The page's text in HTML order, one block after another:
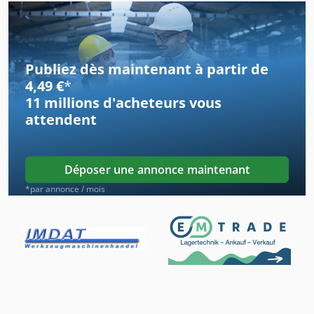
Machine De Fabrication De Palettes
Machine De Palettisation
Paniers De Transport
Plateforme De Stockage
Réservoir De Stockage
Silo De Stockage
Stockage De Tôle
Système De Manutention
Publiez dès maintenant à partir de
4,49 €*
11 millions d'acheteursvous
attendent
Déposer une annonce maintenant
*par annonce / mois